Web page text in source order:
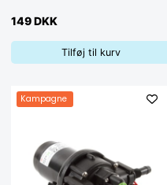
149 DKK
Tilføj til kurv
Kampagne